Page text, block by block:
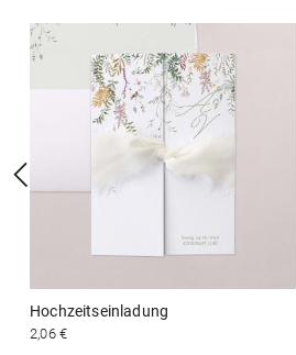
Hochzeitseinladung
2,06 €